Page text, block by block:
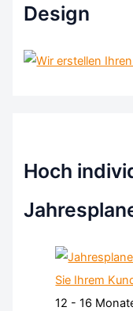
Design
Hoch
12 - 16